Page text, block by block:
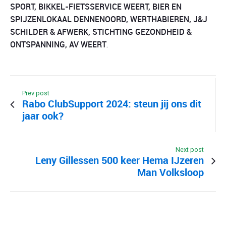
SPORT, BIKKEL-FIETSSERVICE WEERT, BIER EN
SPIJZENLOKAAL DENNENOORD, WERTHABIEREN, J&J
SCHILDER & AFWERK, STICHTING GEZONDHEID &
ONTSPANNING, AV WEERT.
Prev post
Rabo ClubSupport 2024: steun jij ons dit
jaar ook?
Next post
Leny Gillessen 500 keer Hema IJzeren
Man Volksloop